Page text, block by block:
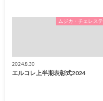
ムジカ・チェレステ
2024.8.30
エルコレ上半期表彰式2024